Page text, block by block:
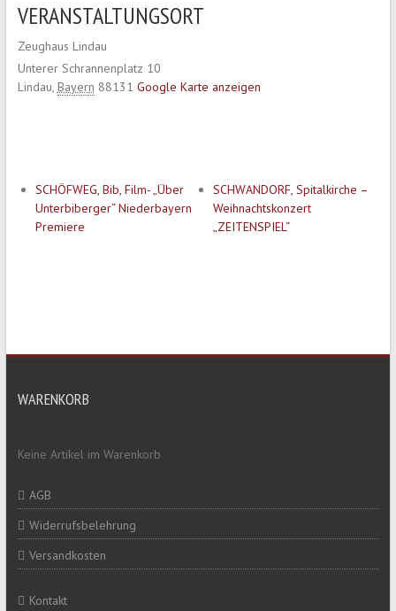
VERANSTALTUNGSORT
Zeughaus Lindau
Unterer Schrannenplatz 10
Lindau, Bayern 88131 Google Karte anzeigen
SCHÖFWEG, Bib, Film- „Über
Unterbiberger“ Niederbayern
Premiere
SCHWANDORF, Spitalkirche –
Weihnachtskonzert
„ZEITENSPIEL“
WARENKORB
Keine Artikel im Warenkorb
AGB
Widerrufsbelehrung
Versandkosten
Kontakt